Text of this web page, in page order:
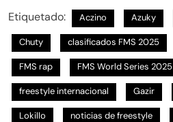
Etiquetado: Aczino Azuky
Chuty clasificados FMS 2025
FMS rap FMS World Series 2025
freestyle internacional Gazir
Lokillo noticias de freestyle